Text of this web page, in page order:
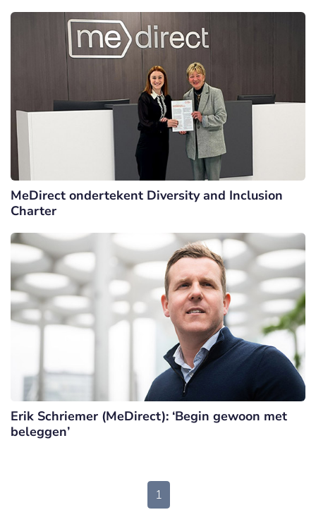
MeDirect ondertekent Diversity and Inclusion
Charter
Erik Schriemer (MeDirect): ‘Begin gewoon met
beleggen’
1